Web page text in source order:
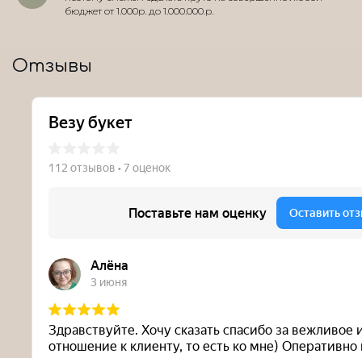
бюджет от 1.000р. до 1.000.000.р.
Отзывы